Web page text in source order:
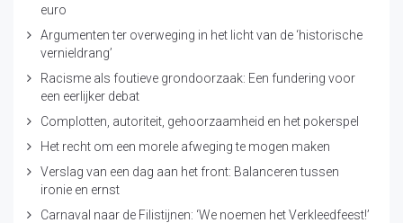
euro
Argumenten ter overweging in het licht van de ‘historische
vernieldrang’
Racisme als foutieve grondoorzaak: Een fundering voor
een eerlijker debat
Complotten, autoriteit, gehoorzaamheid en het pokerspel
Het recht om een morele afweging te mogen maken
Verslag van een dag aan het front: Balanceren tussen
ironie en ernst
Carnaval naar de Filistijnen: ‘We noemen het Verkleedfeest!’